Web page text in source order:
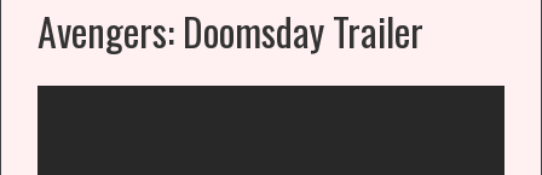
Avengers: Doomsday Trailer